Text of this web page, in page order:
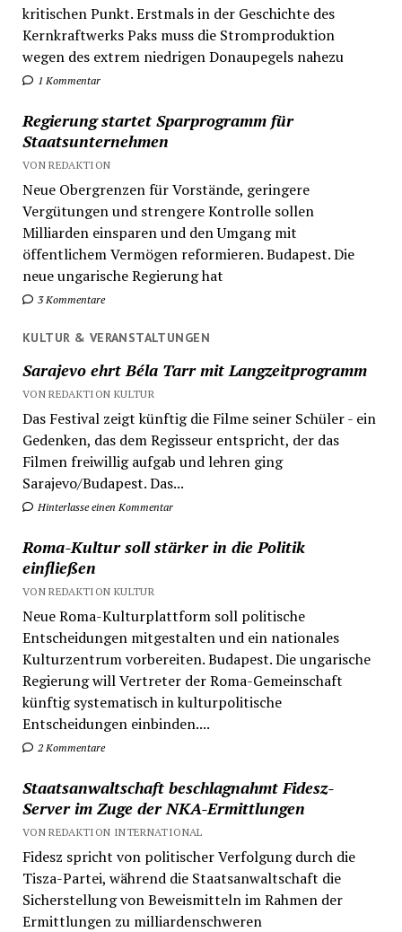
kritischen Punkt. Erstmals in der Geschichte des
Kernkraftwerks Paks muss die Stromproduktion
wegen des extrem niedrigen Donaupegels nahezu
1 Kommentar
Regierung startet Sparprogramm für
Staatsunternehmen
VON REDAKTION
Neue Obergrenzen für Vorstände, geringere
Vergütungen und strengere Kontrolle sollen
Milliarden einsparen und den Umgang mit
öffentlichem Vermögen reformieren. Budapest. Die
neue ungarische Regierung hat
3 Kommentare
KULTUR & VERANSTALTUNGEN
Sarajevo ehrt Béla Tarr mit Langzeitprogramm
VON REDAKTION KULTUR
Das Festival zeigt künftig die Filme seiner Schüler - ein
Gedenken, das dem Regisseur entspricht, der das
Filmen freiwillig aufgab und lehren ging
Sarajevo/Budapest. Das...
Hinterlasse einen Kommentar
Roma-Kultur soll stärker in die Politik
einfließen
VON REDAKTION KULTUR
Neue Roma-Kulturplattform soll politische
Entscheidungen mitgestalten und ein nationales
Kulturzentrum vorbereiten. Budapest. Die ungarische
Regierung will Vertreter der Roma-Gemeinschaft
künftig systematisch in kulturpolitische
Entscheidungen einbinden....
2 Kommentare
Staatsanwaltschaft beschlagnahmt Fidesz-
Server im Zuge der NKA-Ermittlungen
VON REDAKTION INTERNATIONAL
Fidesz spricht von politischer Verfolgung durch die
Tisza-Partei, während die Staatsanwaltschaft die
Sicherstellung von Beweismitteln im Rahmen der
Ermittlungen zu milliardenschweren